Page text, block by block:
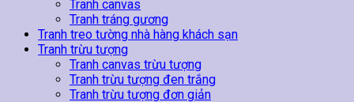
Tranh canvas
Tranh tráng gương
Tranh treo tường nhà hàng khách sạn
Tranh trừu tượng
Tranh canvas trừu tượng
Tranh trừu tượng đen trắng
Tranh trừu tượng đơn giản